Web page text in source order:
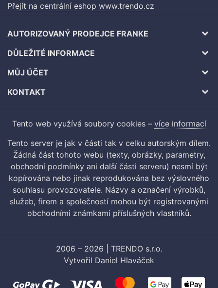
Přejít na centrální eshop www.trendo.cz
AUTORIZOVANÝ PRODEJCE FRANKE
DŮLEŽITÉ INFORMACE
MŮJ ÚČET
KONTAKT
Tento web využívá soubory cookies – více informací
Tento server je jak v části tak v celku autorským dílem.
Žádná část tohoto webu (texty, obrázky, parametry,
obchodní podmínky ani další části serveru) nesmí být
kopírována nebo jinak reprodukována bez výslovného
souhlasu provozovatele. Názvy a označení výrobků,
služeb, firem a společností mohou být registrovanými
obchodními známkami příslušných vlastníků.
2006 – 2026 | TRENDO s.r.o.
Vytvořil Daniel Hlaváček